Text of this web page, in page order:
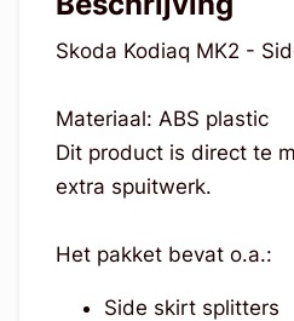
Skoda Kodiaq MK2 -
Materiaal: ABS plastic
Dit product is direct te
extra spuitwerk.
Het pakket bevat o.a.:
Side skirt splitters